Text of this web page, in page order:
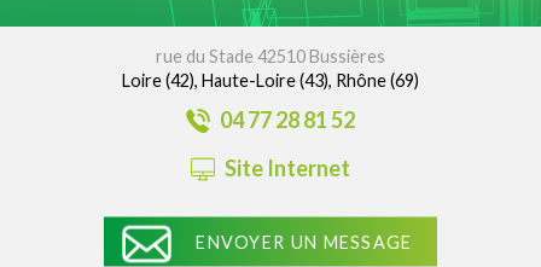
rue du Stade 42510 Bussières
Loire (42), Haute-Loire (43), Rhône (69)
04 77 28 81 52
Site Internet
ENVOYER UN MESSAGE